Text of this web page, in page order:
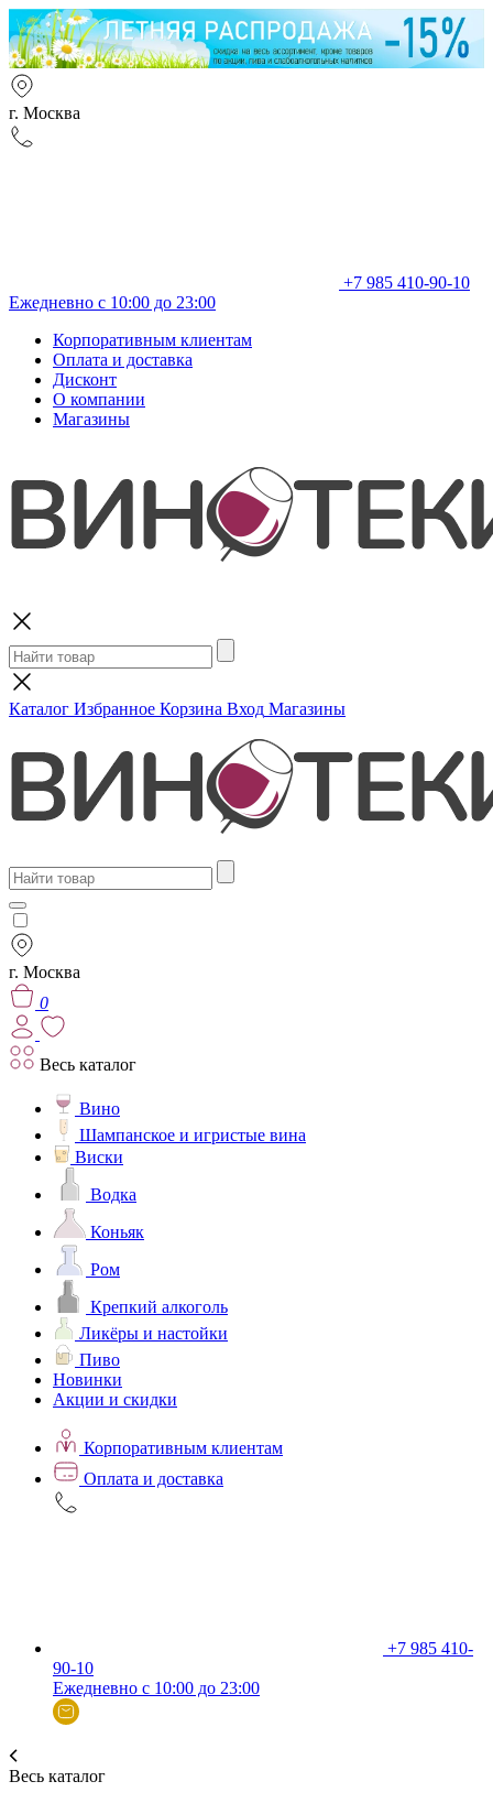
г. Москва
+7 985 410-90-10
Ежедневно с 10:00 до 23:00
Корпоративным клиентам
Оплата и доставка
Дисконт
О компании
Магазины
Каталог Избранное Корзина Вход Магазины
г. Москва
0
Весь каталог
Вино
Шампанское и игристые вина
Виски
Водка
Коньяк
Ром
Крепкий алкоголь
Ликёры и настойки
Пиво
Новинки
Акции и скидки
Корпоративным клиентам
Оплата и доставка
+7 985 410-
90-10
Ежедневно с 10:00 до 23:00
Весь каталог